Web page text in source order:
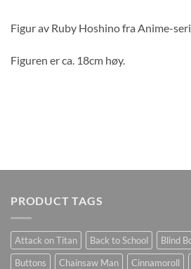
Figur av Ruby Hoshino fra Anime-
Figuren er ca. 18cm høy.
PRODUCT TAGS
Attack on Titan Back to School Blind
Buttons
Chainsaw Man Cinnamoroll